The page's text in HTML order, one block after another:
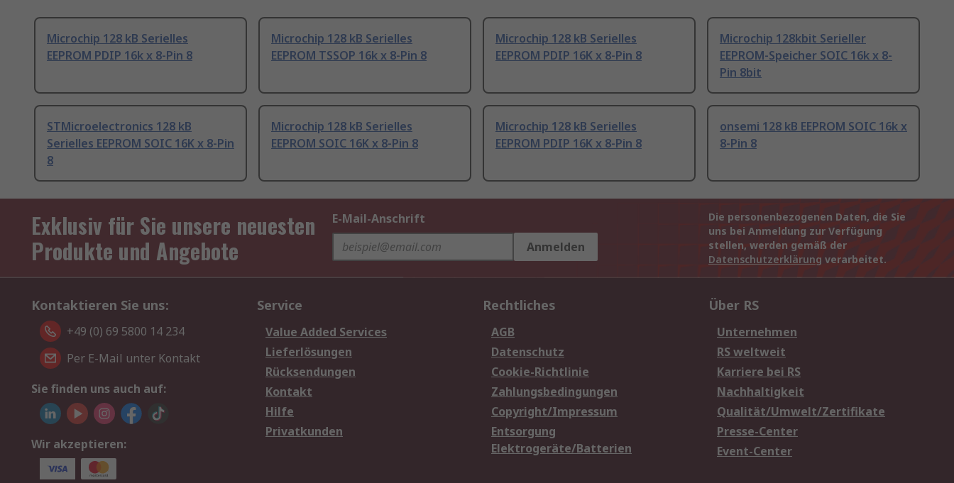
Microchip 128 kB Serielles
EEPROM PDIP 16k x 8-Pin 8
Microchip 128 kB Serielles
EEPROM TSSOP 16k x 8-Pin 8
Microchip 128 kB Serielles
EEPROM PDIP 16K x 8-Pin 8
Microchip 128kbit Serieller
EEPROM-Speicher SOIC 16k x 8-
Pin 8bit
STMicroelectronics 128 kB
Serielles EEPROM SOIC 16K x 8-Pin
8
Microchip 128 kB Serielles
EEPROM SOIC 16K x 8-Pin 8
Microchip 128 kB Serielles
EEPROM PDIP 16K x 8-Pin 8
onsemi 128 kB EEPROM SOIC 16k x
8-Pin 8
Exklusiv für Sie unsere neuesten
Produkte und Angebote
E-Mail-Anschrift
Anmelden
Die personenbezogenen Daten, die Sie
uns bei Anmeldung zur Verfügung
stellen, werden gemäß der
Datenschutzerklärung verarbeitet.
Kontaktieren Sie uns:
+49 (0) 69 5800 14 234
Per E-Mail unter Kontakt
Sie finden uns auch auf:
Wir akzeptieren:
Service
Value Added Services
Lieferlösungen
Rücksendungen
Kontakt
Hilfe
Privatkunden
Rechtliches
AGB
Datenschutz
Cookie-Richtlinie
Zahlungsbedingungen
Copyright/Impressum
Entsorgung
Elektrogeräte/Batterien
Über RS
Unternehmen
RS weltweit
Karriere bei RS
Nachhaltigkeit
Qualität/Umwelt/Zertifikate
Presse-Center
Event-Center